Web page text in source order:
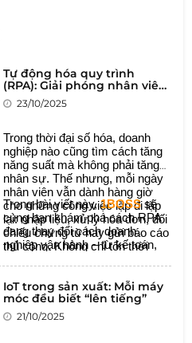
Tự động hóa quy trình
(RPA): Giải phóng nhân viên
khỏi công việc nhàm chán
23/10/2025
Trong thời đại số hóa, doanh
nghiệp nào cũng tìm cách tăng
năng suất mà không phải tăng
nhân sự. Thế nhưng, mỗi ngày
nhân viên vẫn dành hàng giờ
cho những công việc lặp đi lặp
lại: nhập liệu, xử lý hóa đơn, đối
chiếu chứng từ hay gửi báo cáo
thủ công. Không chỉ tốn thời
Trong bài viết này,1BOSS sẽ
cùng bạn khám phá cách RPA
đang thay đổi cách doanh
nghiệp vận hành – từ kế toán,
động, chính xác và thông minh
hơn.
IoT trong sản xuất: Mỗi máy
móc đều biết “lên tiếng”
21/10/2025